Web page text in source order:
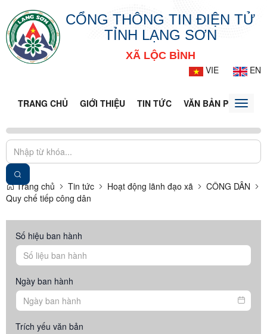
CỔNG THÔNG TIN ĐIỆN TỬ
TỈNH LẠNG SƠN
XÃ LỘC BÌNH
VIE
EN
TRANG CHỦ GIỚI THIỆU TIN TỨC VĂN BẢN PHÁPToggle
Trang chủ Tin tức Hoạt động lãnh đạo xã
CÔNG DÂN
Quy chế tiếp công dân
Số hiệu ban hành
Ngày ban hành
Trích yếu văn bản